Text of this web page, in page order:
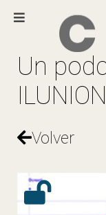
Un
ILUNION
Volver